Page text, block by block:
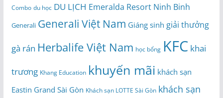
Combo du học DU LỊCH Emeralda Resort Ninh Binh
Generali Generali Việt Nam Giáng sinh giải thưởng
gà rán Herbalife Việt Nam học bổng KFC khai
trương Khang Education khuyến mãi khách sạn
Eastin Grand Sài Gòn Khách sạn LOTTE Sài Gòn khách sạn